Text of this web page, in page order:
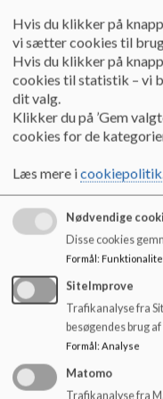
Langebjerg SFO II
årgang) og det gule hus
forbundet med en
I det sorte hus er vores
billard, bordtennis og
vi rollespilsværkstedet,
Begge huse er
Langebjergstien, med
I, og med mulighed for
lokaler. Området
vildtvoksende med
bålplads.
Læs mere i Langebjerg
som er vedhæftet
Åbningstider for
Hvis du klikker på
vi sætter cookies til
Hvis du klikker på
cookies til statistik – vi
dit valg.
Klikker du på ’Gem
cookies for de
Læs mere icookiepolitik
Nødvendige
Disse cookies
Formål:
SiteImprove
Trafikanalyse fra
besøgendes brug
Formål: Analyse
Matomo
Trafikanalyse fra